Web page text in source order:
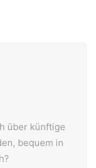
über künftige
bequem in
mit der
steht stets im